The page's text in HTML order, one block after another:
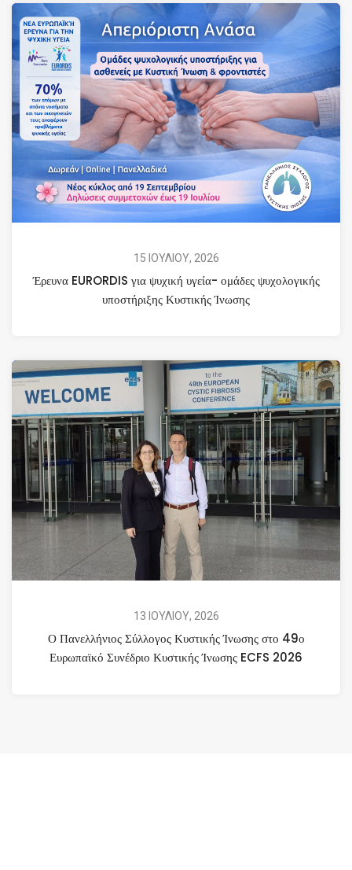
15 ΙΟΥΛΙΟΥ, 2026
Έρευνα EURORDIS για ψυχική υγεία- ομάδες ψυχολογικής
υποστήριξης Κυστικής Ίνωσης
13 ΙΟΥΛΙΟΥ, 2026
Ο Πανελλήνιος Σύλλογος Κυστικής Ίνωσης στο 49ο
Ευρωπαϊκό Συνέδριο Κυστικής Ίνωσης ECFS 2026